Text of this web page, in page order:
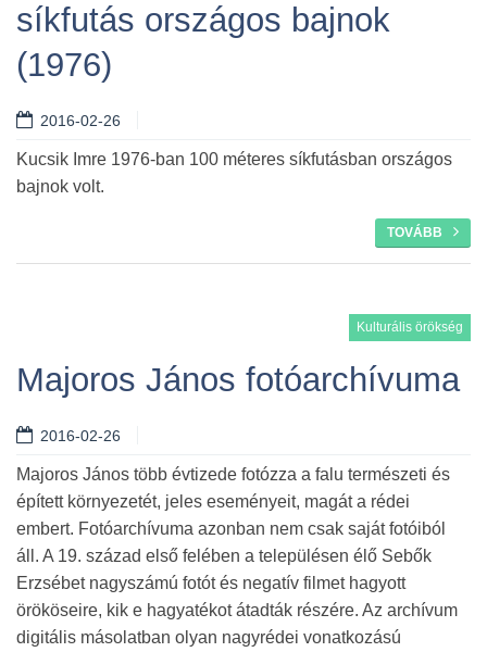
síkfutás országos bajnok
(1976)
2016-02-26
Kucsik Imre 1976-ban 100 méteres síkfutásban országos
bajnok volt.
TOVÁBB
Kulturális örökség
Majoros János fotóarchívuma
2016-02-26
Majoros János több évtizede fotózza a falu természeti és
épített környezetét, jeles eseményeit, magát a rédei
embert. Fotóarchívuma azonban nem csak saját fotóiból
áll. A 19. század első felében a településen élő Sebők
Erzsébet nagyszámú fotót és negatív filmet hagyott
örököseire, kik e hagyatékot átadták részére. Az archívum
digitális másolatban olyan nagyrédei vonatkozású